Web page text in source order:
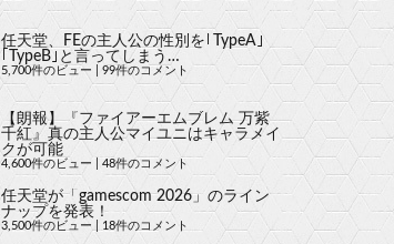
任天堂、FEの主人公の性別を｢TypeA｣
｢TypeB｣と言ってしまう…
5,700件のビュー 99件のコメント
【朗報】『ファイアーエムブレム 万紫
千紅』真の主人公マイユニはキャラメイ
クが可能
4,600件のビュー 48件のコメント
任天堂が「gamescom 2026」のライン
ナップを発表！
3,500件のビュー 18件のコメント